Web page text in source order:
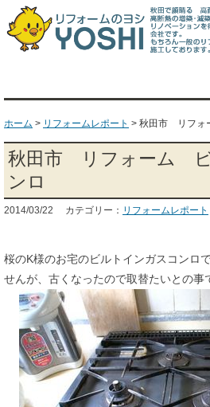
ホーム > リフォームレポート > 秋田市 リフォ
秋田市 リフォーム ビ
ンロ
2014/03/22 カテゴリー： リフォームレポート
桜のK様のお宅のビルトインガスコンロ
せんが、古くなったので取替たいとの事